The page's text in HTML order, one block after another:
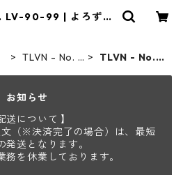
LV-90-99 | よろずや
TLVN - No. L
TLVN - No. L
お知らせ
送について 】
（※決済完了の場合）は、最短
発送となります。
務を休業しております。